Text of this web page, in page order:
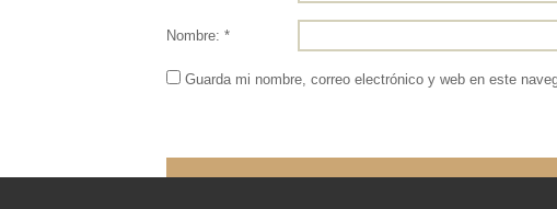
Nombre: *
Guarda mi nombre, correo electrónico y web en este